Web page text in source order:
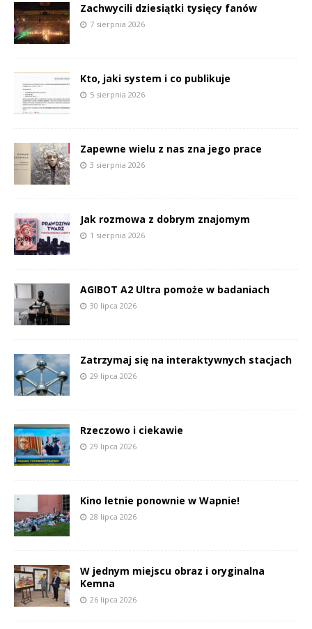
Zachwycili dziesiątki tysięcy fanów
7 sierpnia 2026
Kto, jaki system i co publikuje
5 sierpnia 2026
Zapewne wielu z nas zna jego prace
3 sierpnia 2026
Jak rozmowa z dobrym znajomym
1 sierpnia 2026
AGIBOT A2 Ultra pomoże w badaniach
30 lipca 2026
Zatrzymaj się na interaktywnych stacjach
29 lipca 2026
Rzeczowo i ciekawie
29 lipca 2026
Kino letnie ponownie w Wapnie!
28 lipca 2026
W jednym miejscu obraz i oryginalna
Kemna
26 lipca 2026